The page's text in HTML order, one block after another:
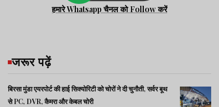
हमारे Whatsapp चैनल को Follow करें
जरूर पढ़ें
बिरसा मुंडा एयरपोर्ट की हाई सिक्योरिटी को चोरों ने दी चुनौती, सर्वर बूथ
से PC, DVR, कैमरा और केबल चोरी